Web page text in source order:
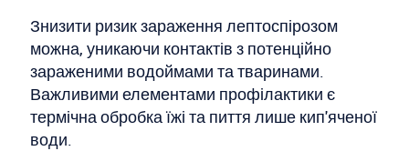
Знизити ризик зараження лептоспірозом
можна, уникаючи контактів з потенційно
зараженими водоймами та тваринами.
Важливими елементами профілактики є
термічна обробка їжі та пиття лише кип'яченої
води.